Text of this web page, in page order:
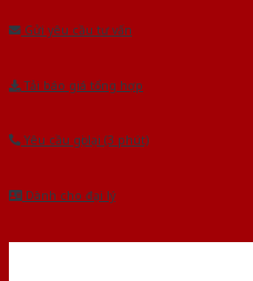
Gửi yêu cầu tư vấn
Tải báo giá tổng hợp
Yêu cầu gọi lại (3 phút)
Dành cho đại lý